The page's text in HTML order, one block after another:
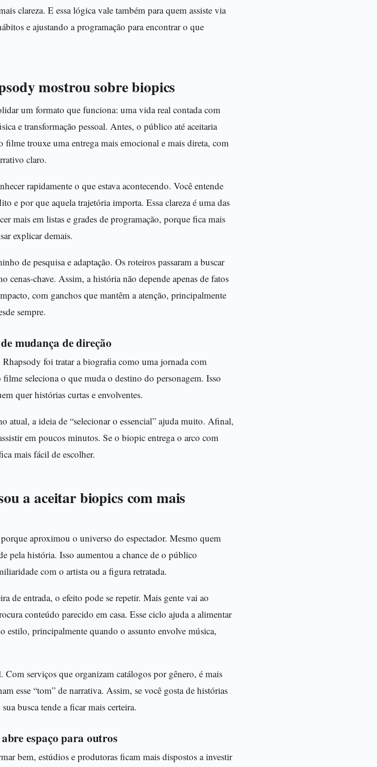
clareza. E essa lógica vale também para quem assiste via
e ajustando a programação para encontrar o que
mostrou sobre biopics
um formato que funciona: uma vida real contada com
e transformação pessoal. Antes, o público até aceitaria
trouxe uma entrega mais emocional e mais direta, com
claro.
rapidamente o que estava acontecendo. Você entende
e por que aquela trajetória importa. Essa clareza é uma das
mais em listas e grades de programação, porque fica mais
explicar demais.
de pesquisa e adaptação. Os roteiros passaram a buscar
cenas-chave. Assim, a história não depende apenas de fatos
com ganchos que mantêm a atenção, principalmente
sempre.
mudança de direção
foi tratar a biografia como uma jornada com
seleciona o que muda o destino do personagem. Isso
quer histórias curtas e envolventes.
atual, a ideia de “selecionar o essencial” ajuda muito. Afinal,
em poucos minutos. Se o biopic entrega o arco com
mais fácil de escolher.
a aceitar biopics com mais
aproximou o universo do espectador. Mesmo quem
pela história. Isso aumentou a chance de o público
com o artista ou a figura retratada.
de entrada, o efeito pode se repetir. Mais gente vai ao
conteúdo parecido em casa. Esse ciclo ajuda a alimentar
estilo, principalmente quando o assunto envolve música,
serviços que organizam catálogos por gênero, é mais
esse “tom” de narrativa. Assim, se você gosta de histórias
busca tende a ficar mais certeira.
espaço para outros
bem, estúdios e produtoras ficam mais dispostos a investir